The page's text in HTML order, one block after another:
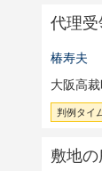
代理
椿寿夫
大阪高
判例タイ
敷地